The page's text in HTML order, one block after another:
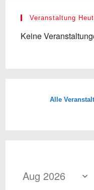
Veranstaltung
Keine
Alle